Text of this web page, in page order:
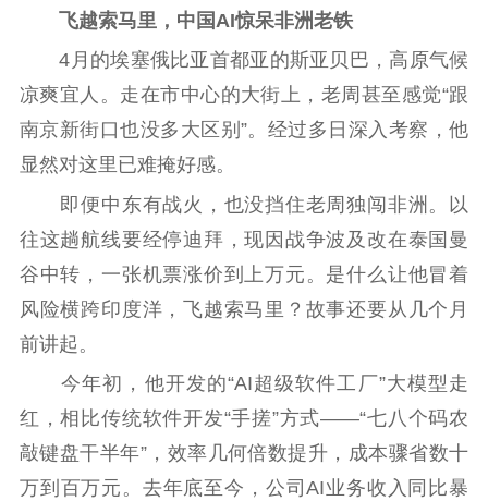
理论学习 宣传宣讲
哲学社科
社科强省 工作通知
成果集萃
江苏文脉
新闻宣传
主题宣传 对外宣传
新闻发布
记者之家
品牌栏目
文化交流
体制改革
文化产业
紫金文化艺术节
品牌活动 紫艺舞台
飞越索马里，中国AI惊呆非洲老铁
4月的埃塞俄比亚首都亚的斯亚贝巴，高原气候
凉爽宜人。走在市中心的大街上，老周甚至感觉“跟
南京新街口也没多大区别”。经过多日深入考察，他
显然对这里已难掩好感。
即便中东有战火，也没挡住老周独闯非洲。以
往这趟航线要经停迪拜，现因战争波及改在泰国曼
谷中转，一张机票涨价到上万元。是什么让他冒着
风险横跨印度洋，飞越索马里？故事还要从几个月
前讲起。
今年初，他开发的“AI超级软件工厂”大模型走
红，相比传统软件开发“手搓”方式——“七八个码农
敲键盘干半年”，效率几何倍数提升，成本骤省数十
万到百万元。去年底至今，公司AI业务收入同比暴